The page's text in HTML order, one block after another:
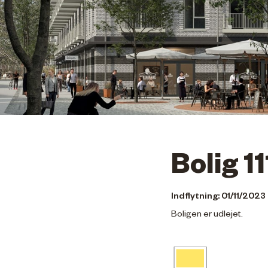
Bolig
Indflytning: 01/11/2023
Boligen er udlejet.